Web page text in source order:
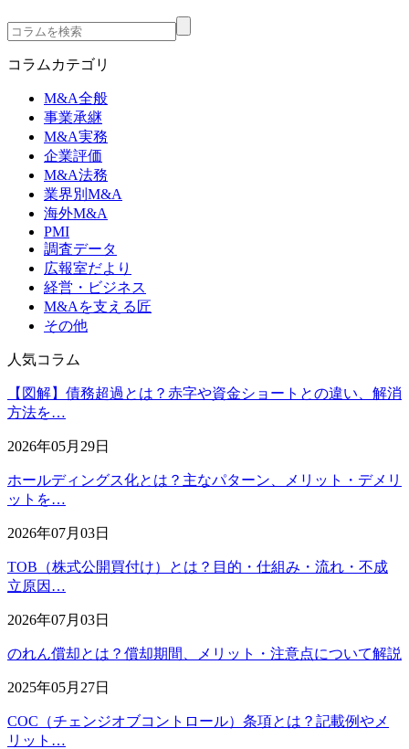
コラムカテゴリ
M&A全般
事業承継
M&A実務
企業評価
M&A法務
業界別M&A
海外M&A
PMI
調査データ
広報室だより
経営・ビジネス
M&Aを支える匠
その他
人気コラム
【図解】債務超過とは？赤字や資金ショートとの違い、解消
方法を…
2026年05月29日
ホールディングス化とは？主なパターン、メリット・デメリ
ットを…
2026年07月03日
TOB（株式公開買付け）とは？目的・仕組み・流れ・不成
立原因…
2026年07月03日
のれん償却とは？償却期間、メリット・注意点について解説
2025年05月27日
COC（チェンジオブコントロール）条項とは？記載例やメ
リット…